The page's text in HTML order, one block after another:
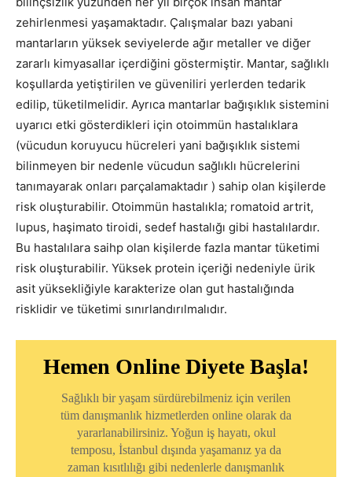
zehirlenmesi yaşamaktadır. Çalışmalar bazı yabani
mantarların yüksek seviyelerde ağır metaller ve diğer
zararlı kimyasallar içerdiğini göstermiştir. Mantar, sağlıklı
koşullarda yetiştirilen ve güveniliri yerlerden tedarik
edilip, tüketilmelidir. Ayrıca mantarlar bağışıklık sistemini
uyarıcı etki gösterdikleri için otoimmün hastalıklara
(vücudun koruyucu hücreleri yani bağışıklık sistemi
bilinmeyen bir nedenle vücudun sağlıklı hücrelerini
tanımayarak onları parçalamaktadır ) sahip olan kişilerde
risk oluşturabilir. Otoimmün hastalıkla; romatoid artrit,
lupus, haşimato tiroidi, sedef hastalığı gibi hastalılardır.
Bu hastalılara saihp olan kişilerde fazla mantar tüketimi
risk oluşturabilir. Yüksek protein içeriği nedeniyle ürik
asit yüksekliğiyle karakterize olan gut hastalığında
risklidir ve tüketimi sınırlandırılmalıdır.
Hemen Online Diyete Başla!
Sağlıklı bir yaşam sürdürebilmeniz için verilen
tüm danışmanlık hizmetlerden online olarak da
yararlanabilirsiniz. Yoğun iş hayatı, okul
temposu, İstanbul dışında yaşamanız ya da
zaman kısıtlılığı gibi nedenlerle danışmanlık